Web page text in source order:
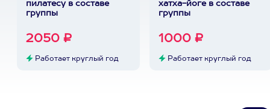
пилатесу в составе
группы
2050 ₽
Работает круглый год
хатха-йоге в составе
группы
1000 ₽
Работает круглый год